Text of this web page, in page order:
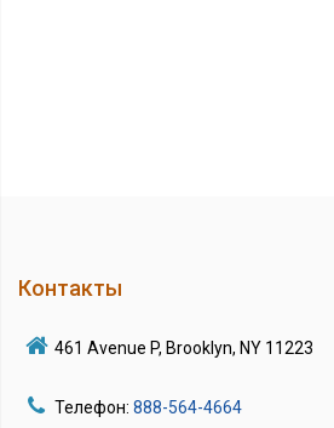
Контакты
461 Avenue P, Brooklyn, NY 11223
Телефон: 888-564-4664